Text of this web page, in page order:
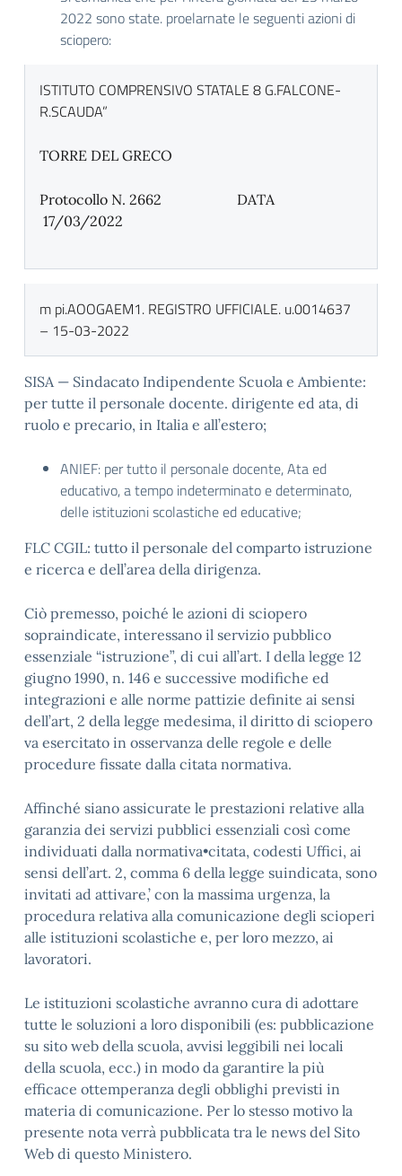
2022 sono state. proelarnate le seguenti azioni di
sciopero:
ISTITUTO COMPRENSIVO STATALE 8 G.FALCONE-
R.SCAUDA”
TORRE DEL GRECO
Protocollo N. 2662 DATA
17/03/2022
m pi.AOOGAEM1. REGISTRO UFFICIALE. u.0014637
– 15-03-2022
SISA — Sindacato Indipendente Scuola e Ambiente:
per tutte il personale docente. dirigente ed ata, di
ruolo e precario, in Italia e all’estero;
ANIEF: per tutto il personale docente, Ata ed
educativo, a tempo indeterminato e determinato,
delle istituzioni scolastiche ed educative;
FLC CGIL: tutto il personale del comparto istruzione
e ricerca e dell’area della dirigenza.
Ciò premesso, poiché le azioni di sciopero
sopraindicate, interessano il servizio pubblico
essenziale “istruzione”, di cui all’art. I della legge 12
giugno 1990, n. 146 e successive modifiche ed
integrazioni e alle norme pattizie definite ai sensi
dell’art, 2 della legge medesima, il diritto di sciopero
va esercitato in osservanza delle regole e delle
procedure fissate dalla citata normativa.
Affinché siano assicurate le prestazioni relative alla
garanzia dei servizi pubblici essenziali così come
individuati dalla normativa•citata, codesti Uffici, ai
sensi dell’art. 2, comma 6 della legge suindicata, sono
invitati ad attivare,’ con la massima urgenza, la
procedura relativa alla comunicazione degli scioperi
alle istituzioni scolastiche e, per loro mezzo, ai
lavoratori.
Le istituzioni scolastiche avranno cura di adottare
tutte le soluzioni a loro disponibili (es: pubblicazione
su sito web della scuola, avvisi leggibili nei locali
della scuola, ecc.) in modo da garantire la più
efficace ottemperanza degli obblighi previsti in
materia di comunicazione. Per lo stesso motivo la
presente nota verrà pubblicata tra le news del Sito
Web di questo Ministero.